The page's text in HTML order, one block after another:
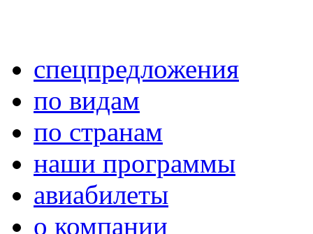
спецпредложения
по видам
по странам
наши программы
авиабилеты
о компании